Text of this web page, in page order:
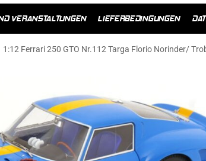
VERANSTALTUNGEN LIEFERBEDINGUNGEN
1:12 Ferrari 250 GTO Nr.112 Targa Florio Norinder/